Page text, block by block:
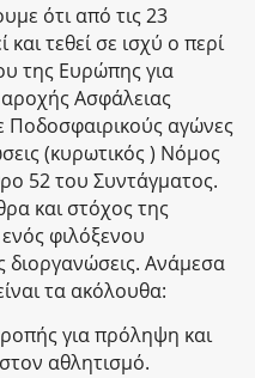
ότι από τις 23
και τεθεί σε ισχύ ο περί
της Ευρώπης για
Ασφάλειας
Ποδοσφαιρικούς αγώνες
(κυρωτικός ) Νόμος
52 του Συντάγματος.
και στόχος της
φιλόξενου
διοργανώσεις. Ανάμεσα
τα ακόλουθα:
για πρόληψη και
αθλητισμό.